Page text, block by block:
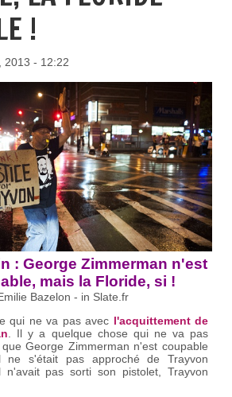
!
2013 - 12:22
: George Zimmerman n'est
mais la Floride, si !
Bazelon - in Slate.fr
qui ne va pas avec l'acquittement de
. Il y a quelque chose qui ne va pas
George Zimmerman n'est coupable
ne s'était pas approché de Trayvon
pas sorti son pistolet, Trayvon